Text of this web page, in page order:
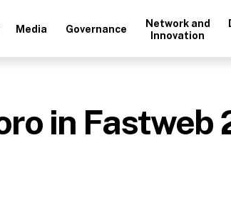
Media Governance
Network and
Innovation
in Fastweb